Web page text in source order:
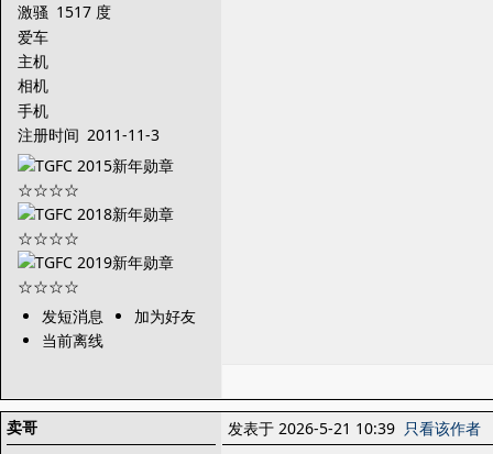
激骚 1517 度
爱车
主机
相机
手机
注册时间 2011-11-3
发短消息
加为好友
当前离线
卖哥
发表于 2026-5-21 10:39 只看该作者